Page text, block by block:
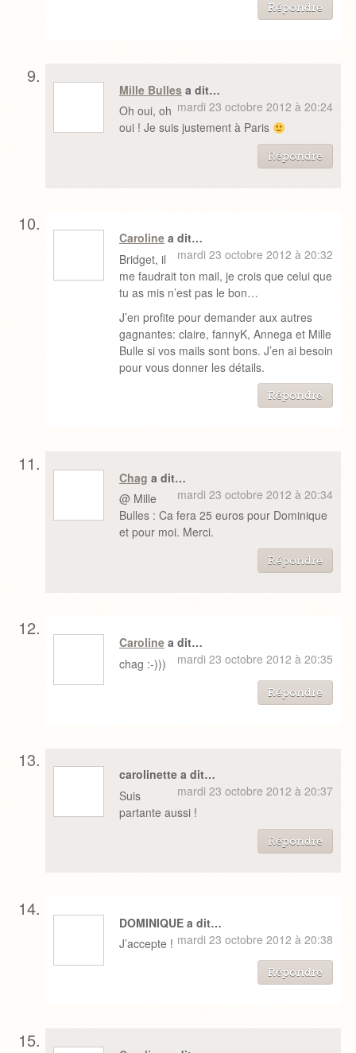
Répondre
Mille Bullesa dit…
mardi 23 octobre 2012 à 20:24
Oh oui, oh
oui ! Je suis justement à Paris
Répondre
Carolinea dit…
mardi 23 octobre 2012 à 20:32
Bridget, il
me faudrait ton mail, je crois que celui que
tu as mis n’est pas le bon…
J’en profite pour demander aux autres
gagnantes: claire, fannyK, Annega et Mille
Bulle si vos mails sont bons. J’en ai besoin
pour vous donner les détails.
Répondre
Chag a dit…
mardi 23 octobre 2012 à 20:34
@ Mille
Bulles : Ca fera 25 euros pour Dominique
et pour moi. Merci.
Répondre
Carolinea dit…
mardi 23 octobre 2012 à 20:35
chag :-)))
Répondre
carolinette a dit…
mardi 23 octobre 2012 à 20:37
Suis
partante aussi !
Répondre
DOMINIQUE a dit…
mardi 23 octobre 2012 à 20:38
J’accepte !
Répondre